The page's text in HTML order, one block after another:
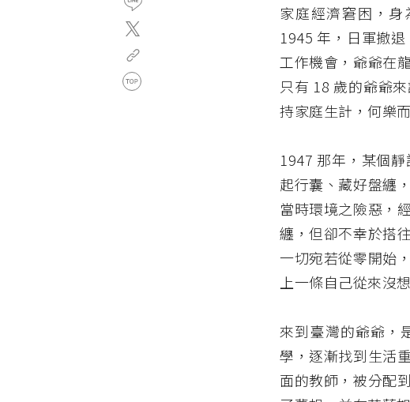
家庭經濟窘困，身
1945 年，日軍撤
工作機會，爺爺在
只有 18 歲的爺爺
持家庭生計，何樂
1947 那年，某個
起行囊、藏好盤纏
當時環境之險惡，
纏，但卻不幸於搭
一切宛若從零開始
上一條自己從來沒
來到臺灣的爺爺，
學，逐漸找到生活
面的教師，被分配